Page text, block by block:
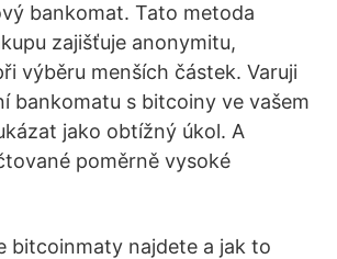
bankomat. Tato metoda
zajišťuje anonymitu,
výběru menších částek. Varuji
bankomatu s bitcoiny ve vašem
jako obtížný úkol. A
poměrně vysoké
bitcoinmaty najdete a jak to